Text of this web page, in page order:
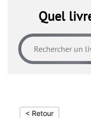
Quel
< Retour